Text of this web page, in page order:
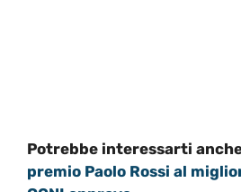
Potrebbe interessarti anche
premio Paolo Rossi al